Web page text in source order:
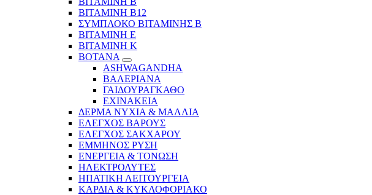
ΒΙΤΑΜΙΝΗ Β12
ΣΥΜΠΛΟΚΟ ΒΙΤΑΜΙΝΗΣ Β
ΒΙΤΑΜΙΝΗ Ε
ΒΙΤΑΜΙΝΗ Κ
ΒΟΤΑΝΑ
ASHWAGANDHA
ΒΑΛΕΡΙΑΝΑ
ΓΑΙΔΟΥΡΑΓΚΑΘΟ
ΕΧΙΝΑΚΕΙΑ
ΔΕΡΜΑ ΝΥΧΙΑ & ΜΑΛΛΙΑ
ΕΛΕΓΧΟΣ ΒΑΡΟΥΣ
ΕΛΕΓΧΟΣ ΣΑΚΧΑΡΟΥ
ΕΜΜΗΝΟΣ ΡΥΣΗ
ΕΝΕΡΓΕΙΑ & ΤΟΝΩΣΗ
ΗΛΕΚΤΡΟΛΥΤΕΣ
ΗΠΑΤΙΚΗ ΛΕΙΤΟΥΡΓΕΙΑ
ΚΑΡΔΙΑ & ΚΥΚΛΟΦΟΡΙΑΚΟ